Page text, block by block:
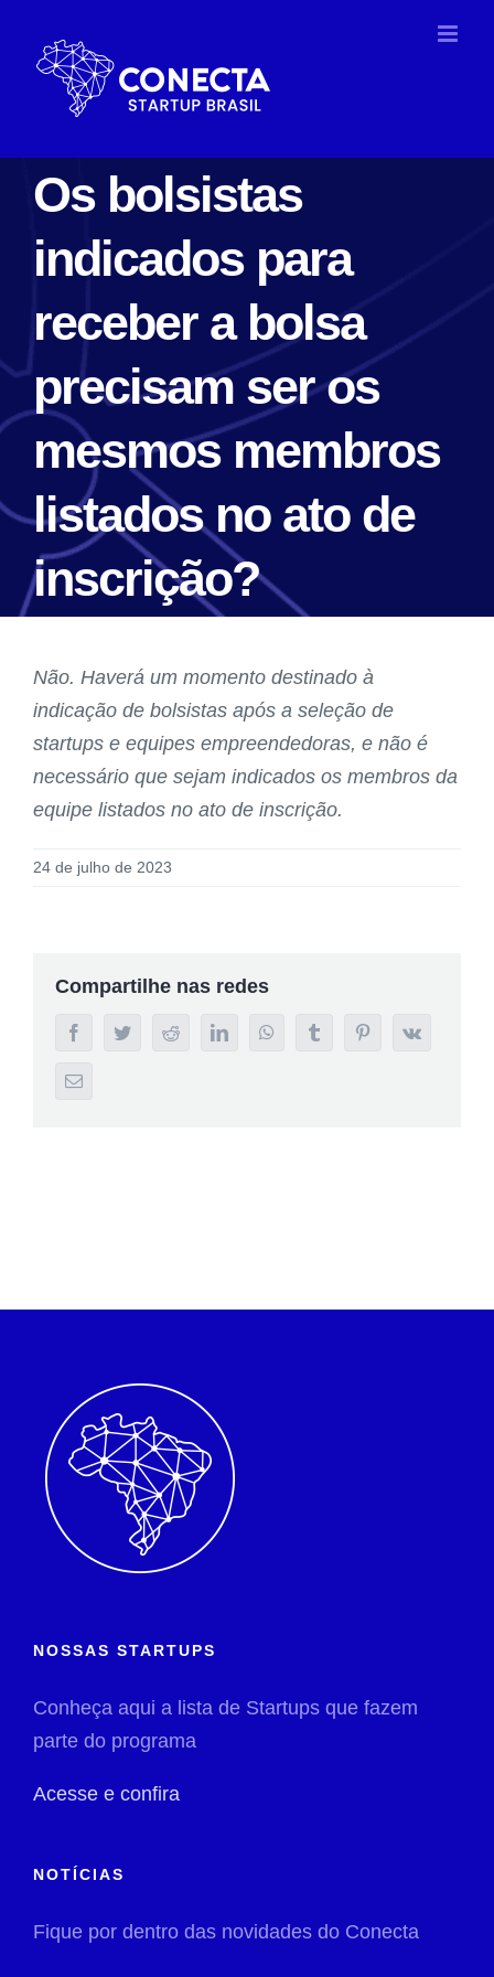
conteúdo
Os bolsistas
indicados para
receber a bolsa
precisam ser os
mesmos membros
listados no ato de
inscrição?
Não. Haverá um momento destinado à
indicação de bolsistas após a seleção de
startups e equipes empreendedoras, e não é
necessário que sejam indicados os membros da
equipe listados no ato de inscrição.
24 de julho de 2023
Compartilhe nas redes
FacebookTwitterRedditLinkedInWhatsAppTumblr PinterestVk
E-
NOSSAS STARTUPS
Conheça aqui a lista de Startups que fazem
parte do programa
Acesse e confira
NOTÍCIAS
Fique por dentro das novidades do Conecta